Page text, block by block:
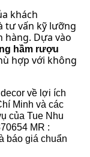
khách
tư vấn kỹ lưỡng
hàng. Dựa vào
hầm rượu
hợp với không
về lợi ích
Minh và các
của Tue Nhu
MR :
báo giá chuẩn